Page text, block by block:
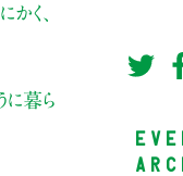
にかく、
に暮ら